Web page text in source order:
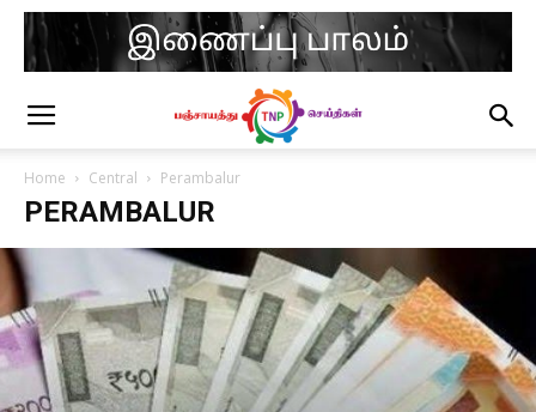
Home Central Perambalur
PERAMBALUR